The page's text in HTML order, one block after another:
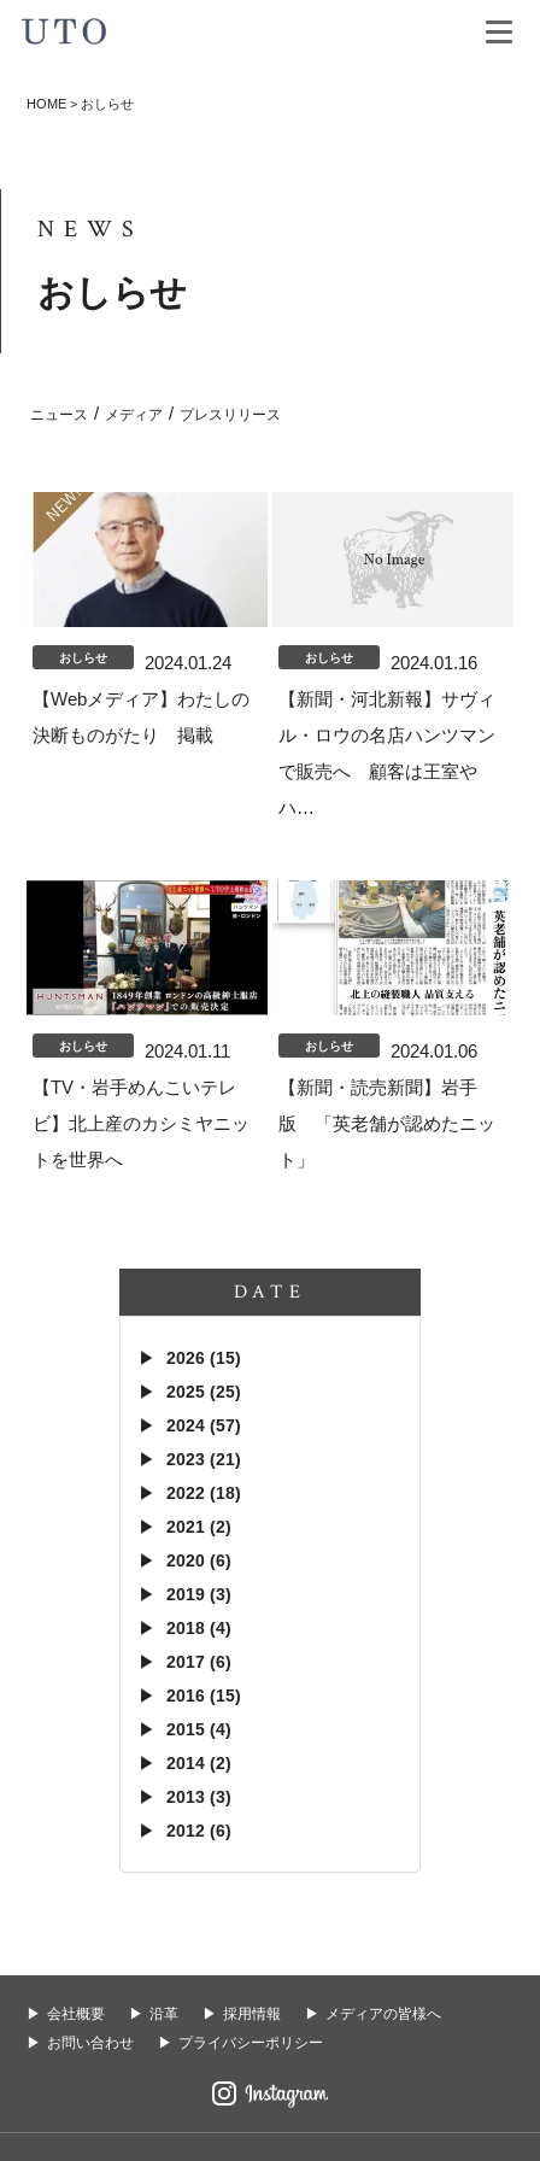
HOME > おしらせ
NEWS
おしらせ
ニュース / メディア / プレスリリース
おしらせ
2024.01.24
【Webメディア】わたしの
決断ものがたり 掲載
おしらせ
2024.01.16
【新聞・河北新報】サヴィ
ル・ロウの名店ハンツマン
で販売へ 顧客は王室や
ハ…
おしらせ
2024.01.11
【TV・岩手めんこいテレ
ビ】北上産のカシミヤニッ
トを世界へ
おしらせ
2024.01.06
【新聞・読売新聞】岩手
版 「英老舗が認めたニッ
ト」
DATE
2026 (15)
2025 (25)
2024 (57)
2023 (21)
2022 (18)
2021 (2)
2020 (6)
2019 (3)
2018 (4)
2017 (6)
2016 (15)
2015 (4)
2014 (2)
2013 (3)
2012 (6)
会社概要 沿革 採用情報
メディアの皆様へ
お問い合わせ
プライバシーポリシー